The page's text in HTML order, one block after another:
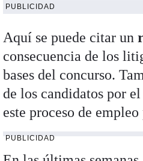
PUBLICIDAD
Aquí se puede citar un
consecuencia de los
bases del concurso.
de los candidatos por
este proceso de
PUBLICIDAD